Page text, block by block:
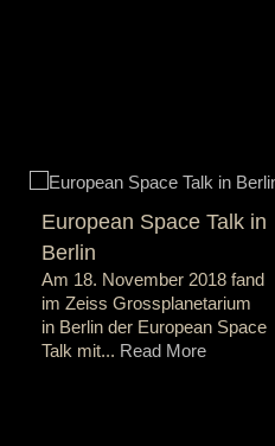
European Space Talk in
Berlin
Am 18. November 2018 fand
im Zeiss Grossplanetarium
in Berlin der European Space
Talk mit... Read More